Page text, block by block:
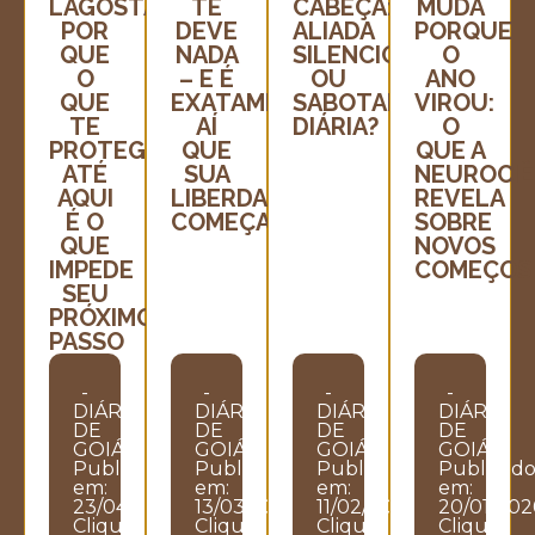
LAGOSTA:
POR
QUE
O
QUE
TE
PROTEGEU
ATÉ
AQUI
É O
QUE
IMPEDE
SEU
PRÓXIMO
PASSO
-
DIÁRIO
DE
GOIÁS
Publicado
em:
23/04/2026
Clique
TE
DEVE
NADA
– E É
EXATAMENTE
AÍ
QUE
SUA
LIBERDADE
COMEÇA
-
DIÁRIO
DE
GOIÁS
Publicado
em:
13/03/2026
Clique
CABEÇA:
ALIADA
SILENCIOSA
OU
SABOTADORA
DIÁRIA?
-
DIÁRIO
DE
GOIÁS
Publicado
em:
11/02/2026
Clique
MUDA
PORQUE
O
ANO
VIROU:
O
QUE A
REVELA
SOBRE
NOVOS
COMEÇOS
-
DIÁRIO
DE
GOIÁS
Publicado
em:
20/01/
Clique